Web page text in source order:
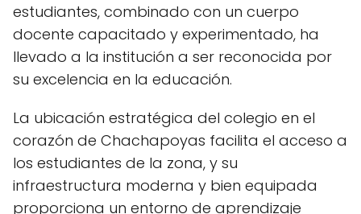
estudiantes, combinado con un cuerpo
docente capacitado y experimentado, ha
llevado a la institución a ser reconocida por
su excelencia en la educación.
La ubicación estratégica del colegio en el
corazón de Chachapoyas facilita el acceso a
los estudiantes de la zona, y su
infraestructura moderna y bien equipada
proporciona un entorno de aprendizaje